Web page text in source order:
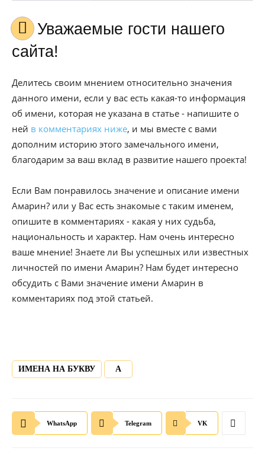
Уважаемые гости нашего
сайта!
Делитесь своим мнением относительно значения
данного имени, если у вас есть какая-то информация
об имени, которая не указана в статье - напишите о
ней в комментариях ниже, и мы вместе с вами
дополним историю этого замечального имени,
благодарим за ваш вклад в развитие нашего проекта!
Если Вам понравилось значение и описание имени
Амарин? или у Вас есть знакомые с таким именем,
опишите в комментариях - какая у них судьба,
национальность и характер. Нам очень интересно
ваше мнение! Знаете ли Вы успешных или известных
личностей по имени Амарин? Нам будет интересно
обсудить с Вами значение имени Амарин в
комментариях под этой статьей.
ИМЕНА НА БУКВУ А
WhatsApp Telegram VK